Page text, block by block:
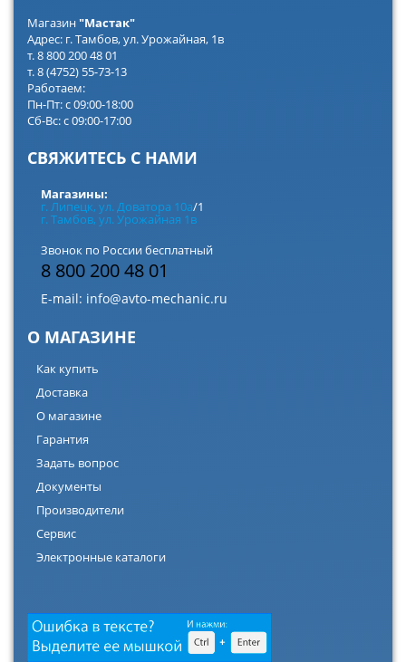
Магазин"Мастак"
Адрес: г. Тамбов, ул. Урожайная, 1в
т. 8 800 200 48 01
т. 8 (4752) 55-73-13
Работаем:
Пн-Пт: с 09:00-18:00
Сб-Вс: с 09:00-17:00
СВЯЖИТЕСЬ С НАМИ
Магазины:
г. Липецк, ул. Доватора 10а/1
г. Тамбов, ул. Урожайная 1в
Звонок по России бесплатный
8 800 200 48 01
E-mail: info@avto-mechanic.ru
О МАГАЗИНЕ
Как купить
Доставка
О магазине
Гарантия
Задать вопрос
Документы
Производители
Сервис
Электронные каталоги